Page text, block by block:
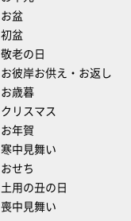
お盆
初盆
敬老の日
お彼岸お供え・お返し
お歳暮
クリスマス
お年賀
寒中見舞い
おせち
土用の丑の日
喪中見舞い